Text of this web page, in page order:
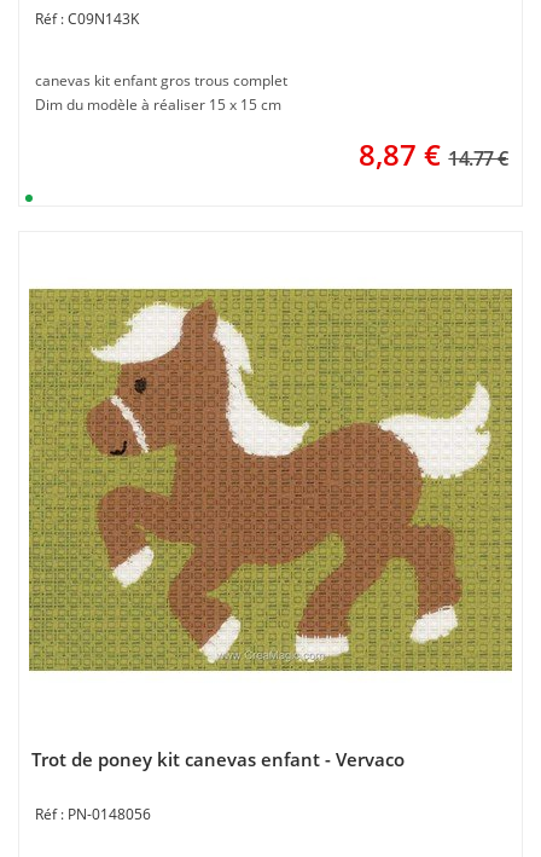
C09N143K
canevas kit enfant gros trous complet
Dim du modèle à réaliser 15 x 15 cm
8,87 € 14.77 €
Trot de poney kit canevas enfant - Vervaco
PN-0148056